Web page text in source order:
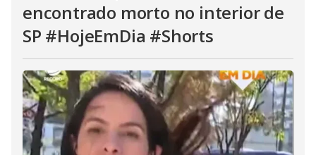
encontrado morto no interior de
SP #HojeEmDia #Shorts